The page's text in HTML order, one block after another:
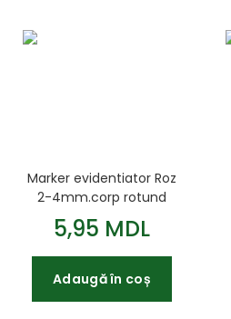
Marker evidentiator Roz
2-4mm.corp rotund
Jobmax
5,95 MDL
Adaugă în coș